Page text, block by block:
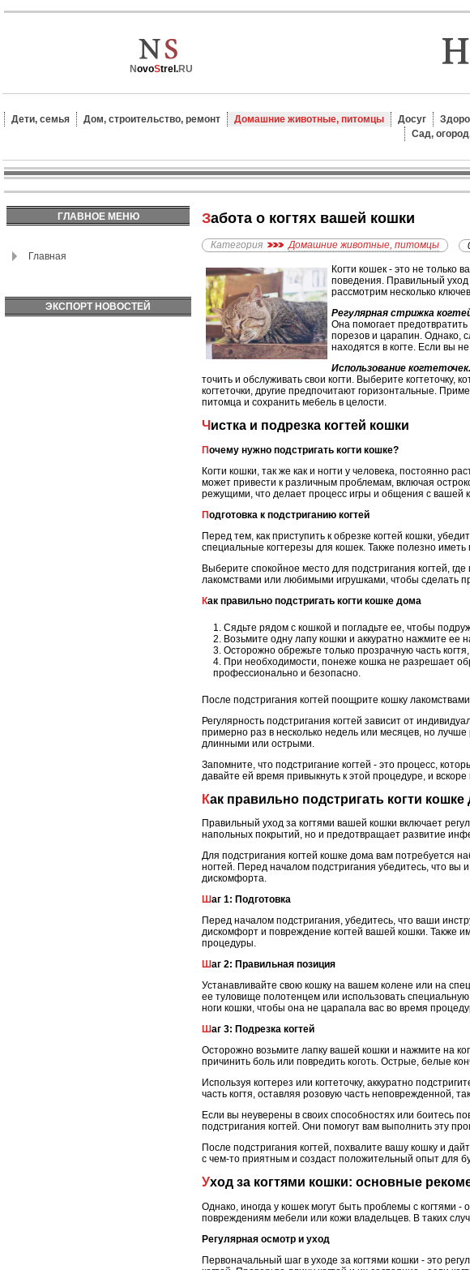
NovoStrel.RU
Дети, семья Дом, строительство, ремонт Домашние животные, питомцы Досуг
Сад,
ГЛАВНОЕ МЕНЮ
Главная
ЭКСПОРТ НОВОСТЕЙ
Забота о когтях вашей кошки
Категория Домашние животные, питомцы
Когти кошек - это не только
поведения. Правильный уход
рассмотрим несколько
Регулярная стрижка
Она помогает
порезов и царапин. Однако,
находятся в когте. Если вы
Использование когтеточек.
точить и обслуживать свои когти. Выберите
когтеточки, другие предпочитают горизонтальные.
питомца и сохранить мебель в целости.
Чистка и подрезка когтей кошки
Почему нужно подстригать когти кошке?
Когти кошки, так же как и ногти у человека, постоянно
может привести к различным проблемам, включая
режущими, что делает процесс игры и общения с вашей
Подготовка к подстриганию когтей
Перед тем, как приступить к обрезке когтей кошки,
специальные когтерезы для кошек. Также полезно
Выберите спокойное место для подстригания когтей,
лакомствами или любимыми игрушками, чтобы сделать
Как правильно подстригать когти кошке дома
Сядьте рядом с кошкой и погладьте ее, чтобы
Возьмите одну лапу кошки и аккуратно нажмите ее
Осторожно обрежьте только прозрачную часть
При необходимости, понеже кошка не разрешает
профессионально и безопасно.
После подстригания когтей поощрите кошку
Регулярность подстригания когтей зависит от
примерно раз в несколько недель или месяцев, но
длинными или острыми.
Запомните, что подстригание когтей - это процесс,
давайте ей время привыкнуть к этой процедуре, и
Как правильно подстригать когти
Правильный уход за когтями вашей кошки включает
напольных покрытий, но и предотвращает развитие
Для подстригания когтей кошке дома вам потребуется
ногтей. Перед началом подстригания убедитесь, что вы
дискомфорта.
Шаг 1: Подготовка
Перед началом подстригания, убедитесь, что ваши
дискомфорт и повреждение когтей вашей кошки. Также
процедуры.
Шаг 2: Правильная позиция
Устанавливайте свою кошку на вашем колене или на
ее туловище полотенцем или использовать
ноги кошки, чтобы она не царапала вас во время
Шаг 3: Подрезка когтей
Осторожно возьмите лапку вашей кошки и нажмите на
причинить боль или повредить коготь. Острые, белые
Используя когтерез или когтеточку, аккуратно
часть когтя, оставляя розовую часть неповрежденной,
Если вы неуверены в своих способностях или боитесь
подстригания когтей. Они помогут вам выполнить эту
После подстригания когтей, похвалите вашу кошку и
с чем-то приятным и создаст положительный опыт для
Уход за когтями кошки: основные
Однако, иногда у кошек могут быть проблемы с
повреждениям мебели или кожи владельцев. В таких
Регулярная осмотр и уход
Первоначальный шаг в уходе за когтями кошки - это